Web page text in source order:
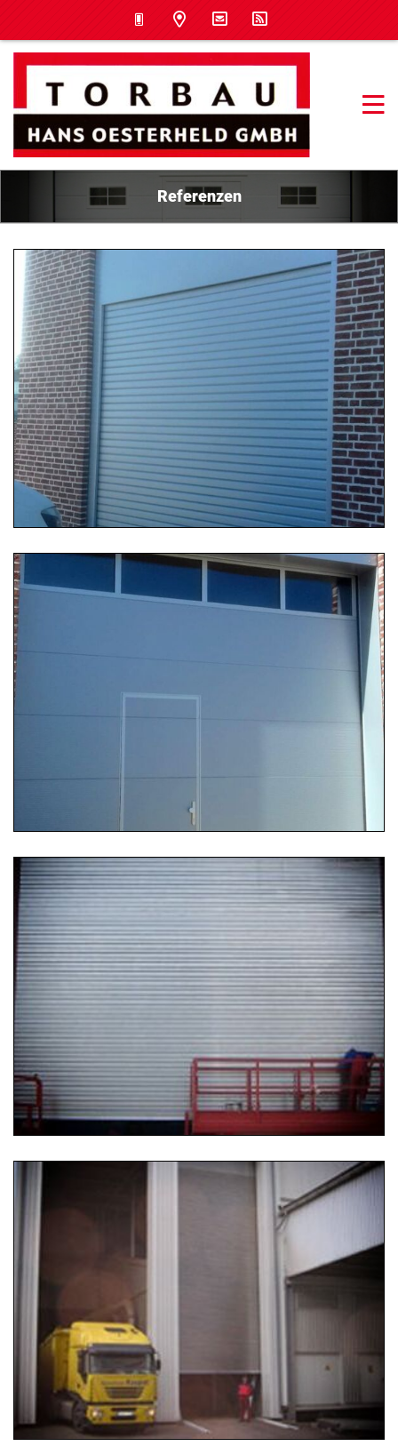
Referenzen
04.09.2019 12:30
Industrierolltor
Industrierolltor mit Aluminium-Verkleidung
...
Weiterlesen …
Industriesektionaltor mit Schlupftüre und individuell
angefertigter Verblendung
25.07.2019 12:47
Rolltor
Ein Aluminium-Rolltor für Kranhersteller Gottwald,
Düsseldorf. Maße: 8000 × 7000 mm.
Weiterlesen …